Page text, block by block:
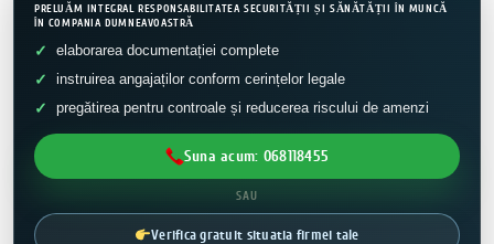
PRELUĂM INTEGRAL RESPONSABILITATEA SECURITĂȚII ȘI SĂNĂTĂȚII ÎN MUNCĂ
ÎN COMPANIA DUMNEAVOASTRĂ
elaborarea documentației complete
instruirea angajaților conform cerințelor legale
pregătirea pentru controale și reducerea riscului de amenzi
Suna acum: 068118455
SAU
Verifica gratuit situatia firmei tale